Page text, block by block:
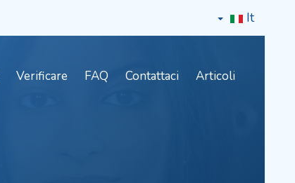
It
Verificare FAQ Contattaci Articoli